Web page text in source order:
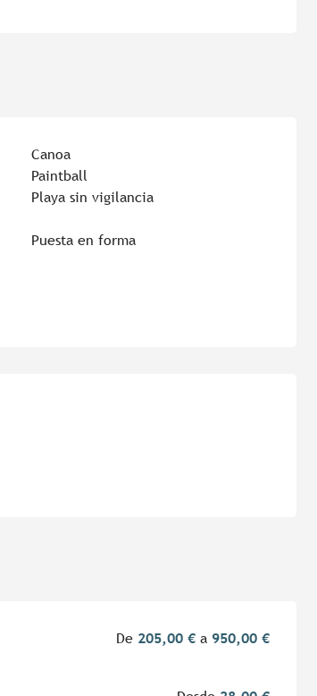
Canoa
Paintball
Playa sin vigilancia
Puesta en forma
De 205,00 € a 950,00 €